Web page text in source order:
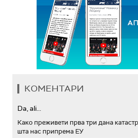
КОМЕНТАРИ
Da, ali...
Како преживети прва три дана
шта нас припрема ЕУ